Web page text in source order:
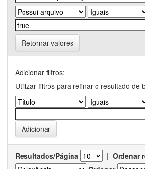
Retornar valores
Adicionar filtros:
Utilizar filtros para refinar o resultado de
Resultados/Página | Ordenar